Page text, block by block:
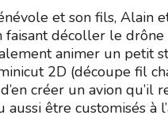
et son fils, Alain
décoller le drône
animer un petit
2D (découpe fil
créer un avion qu’il
être customisés à